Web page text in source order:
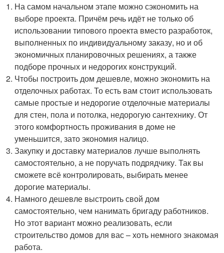
На самом начальном этапе можно сэкономить на
выборе проекта. Причём речь идёт не только об
использовании типового проекта вместо разработок,
выполненных по индивидуальному заказу, но и об
экономичных планировочных решениях, а также
подборе прочных и недорогих конструкций.
Чтобы построить дом дешевле, можно экономить на
отделочных работах. То есть вам стоит использовать
самые простые и недорогие отделочные материалы
для стен, пола и потолка, недорогую сантехнику. От
этого комфортность проживания в доме не
уменьшится, зато экономия налицо.
Закупку и доставку материалов лучше выполнять
самостоятельно, а не поручать подрядчику. Так вы
сможете всё контролировать, выбирать менее
дорогие материалы.
Намного дешевле выстроить свой дом
самостоятельно, чем нанимать бригаду работников.
Но этот вариант можно реализовать, если
строительство домов для вас – хоть немного знакомая
работа.